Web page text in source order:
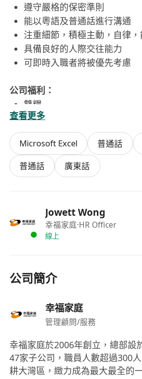
遵守嚴格的保密準則
能以粵語及普通話進行溝通
注重細節，積極主動，自律
具備良好的人際交往能力
可即時入職者將被優先考慮
公司福利：
雙糧
每月表現獎金
介紹新人獎金
銀行假期
有薪年假
醫療福利
公司網站：https://
查看更多
Microsoft Excel 普通話
普通話
廣東話
Jowett Wong
幸福家庭·HR Officer
線上
公司簡介
幸福家庭
管理顧問/服務
幸福家庭於2006年創立，總部設
47家子公司，職員人數超過300
耕大灣區，緻力成為最大最全的